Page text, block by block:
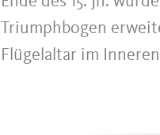
Triumphbogen
Flügelaltar im